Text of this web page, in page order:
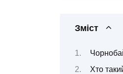
Зміст
Хто